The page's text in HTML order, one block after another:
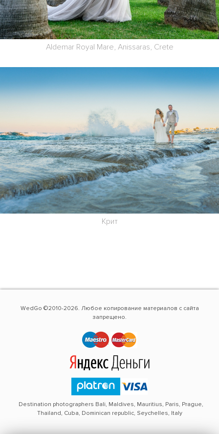
Aldemar Royal Mare, Anissaras, Crete
Крит
WedGo ©2010-2026. Любое копирование материалов с сайта
запрещено.
Destination photographers Bali, Maldives, Mauritius, Paris, Prague,
Thailand, Cuba, Dominican republic, Seychelles, Italy